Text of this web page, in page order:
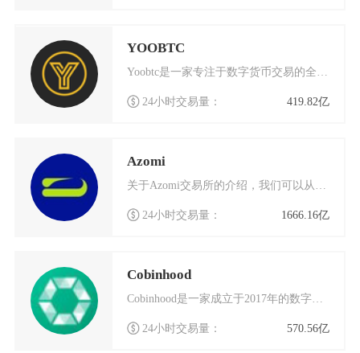
YOOBTC
24小时交易量： 419.82亿
Azomi
24小时交易量： 1666.16亿
Cobinhood
Cobinhood是一家成立于2017年的数字货币交易平台，以其独特的零手续费模式在行业内
24小时交易量： 570.56亿